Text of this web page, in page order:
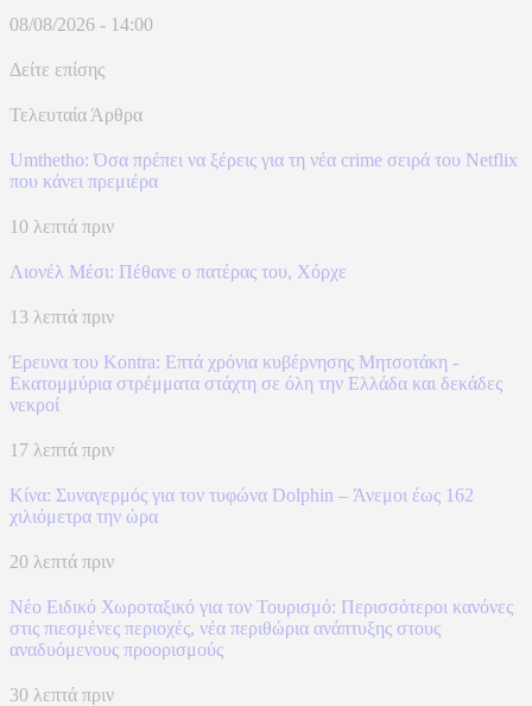
08/08/2026 - 14:00
Δείτε επίσης
Τελευταία Άρθρα
Umthetho: Όσα πρέπει να ξέρεις για τη νέα crime σειρά του Netflix
που κάνει πρεμιέρα
10 λεπτά πριν
Λιονέλ Μέσι: Πέθανε ο πατέρας του, Χόρχε
13 λεπτά πριν
Έρευνα του Kontra: Επτά χρόνια κυβέρνησης Μητσοτάκη -
Εκατομμύρια στρέμματα στάχτη σε όλη την Ελλάδα και δεκάδες
νεκροί
17 λεπτά πριν
Κίνα: Συναγερμός για τον τυφώνα Dolphin – Άνεμοι έως 162
χιλιόμετρα την ώρα
20 λεπτά πριν
Νέο Ειδικό Χωροταξικό για τον Τουρισμό: Περισσότεροι κανόνες
στις πιεσμένες περιοχές, νέα περιθώρια ανάπτυξης στους
αναδυόμενους προορισμούς
30 λεπτά πριν